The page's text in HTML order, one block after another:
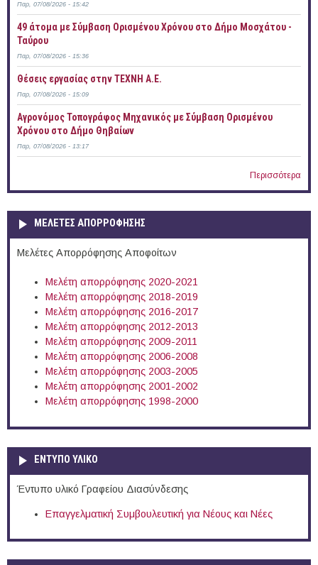
Παρ, 07/08/2026 - 15:42
49 άτομα με Σύμβαση Ορισμένου Χρόνου στο Δήμο Μοσχάτου -
Ταύρου
Παρ, 07/08/2026 - 15:36
Θέσεις εργασίας στην ΤΕΧΝΗ Α.Ε.
Παρ, 07/08/2026 - 15:09
Αγρονόμος Τοπογράφος Μηχανικός με Σύμβαση Ορισμένου
Χρόνου στο Δήμο Θηβαίων
Παρ, 07/08/2026 - 13:17
Περισσότερα
ΜΕΛΕΤΕΣ ΑΠΟΡΡΟΦΗΣΗΣ
Μελέτες Απορρόφησης Αποφοίτων
Μελέτη απορρόφησης 2020-2021
Μελέτη απορρόφησης 2018-2019
Μελέτη απορρόφησης 2016-2017
Μελέτη απορρόφησης 2012-2013
Μελέτη απορρόφησης 2009-2011
Μελέτη απορρόφησης 2006-2008
Μελέτη απορρόφησης 2003-2005
Μελέτη απορρόφησης 2001-2002
Μελέτη απορρόφησης 1998-2000
ΕΝΤΥΠΟ ΥΛΙΚΟ
Έντυπο υλικό Γραφείου Διασύνδεσης
Επαγγελματική Συμβουλευτική για Νέους και Νέες